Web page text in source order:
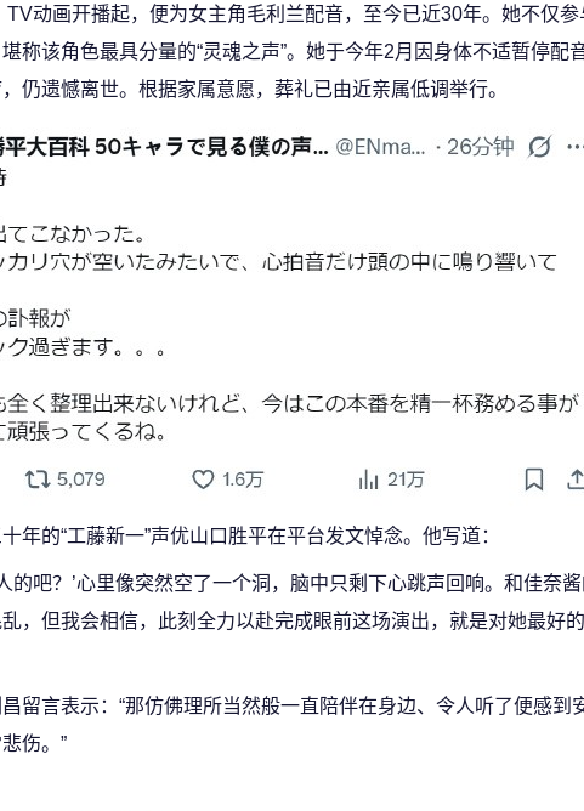
动画开播起，便为女主角毛利兰配音，至今已近30年。她不仅
称该角色最具分量的“灵魂之声”。她于今年2月因身体不适暂停配
仍遗憾离世。根据家属意愿，葬礼已由近亲属低调举行。
年的“工藤新一”声优山口胜平在平台发文悼念。他写道：
的吧？’心里像突然空了一个洞，脑中只剩下心跳声回响。和佳奈
但我会相信，此刻全力以赴完成眼前这场演出，就是对她最好
留言表示：“那仿佛理所当然般一直陪伴在身边、令人听了便感到
伤。”